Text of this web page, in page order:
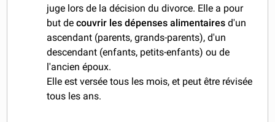
juge lors de la décision du divorce. Elle a pour
but decouvrir les dépenses alimentaires d'un
ascendant (parents, grands-parents), d'un
descendant (enfants, petits-enfants) ou de
l'ancien époux.
Elle est versée tous les mois, et peut être révisée
tous les ans.